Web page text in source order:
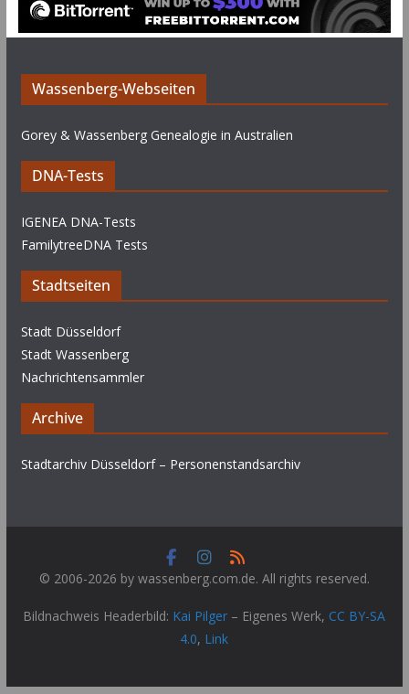
Wassenberg-Webseiten
Gorey & Wassenberg Genealogie in Australien
DNA-Tests
IGENEA DNA-Tests
FamilytreeDNA Tests
Stadtseiten
Stadt Düsseldorf
Stadt Wassenberg
Nachrichtensammler
Archive
Stadtarchiv Düsseldorf – Personenstandsarchiv
© 2006-2026 by wassenberg.com.de. All rights reserved.
Bildnachweis Headerbild: Kai Pilger – Eigenes Werk, CC BY-SA
4.0, Link